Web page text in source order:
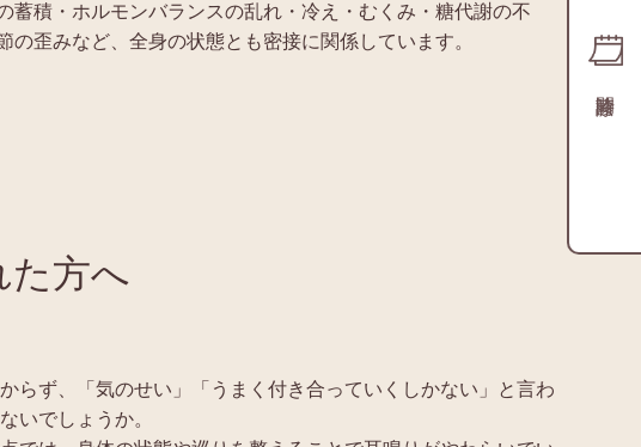
蓄積・ホルモンバランスの乱れ・冷え・むくみ・糖代謝の不
の歪みなど、全身の状態とも密接に関係しています。
た方へ
らず、「気のせい」「うまく付き合っていくしかない」と言わ
いでしょうか。